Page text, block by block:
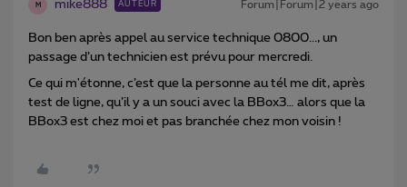
M mike888 AUTEUR Forum|Forum|2 years ago
Bon ben après appel au service technique 0800..., un
passage d’un technicien est prévu pour mercredi.
Ce qui m'étonne, c’est que la personne au tél me dit, après
test de ligne, qu’il y a un souci avec la BBox3… alors que la
BBox3 est chez moi et pas branchée chez mon voisin !